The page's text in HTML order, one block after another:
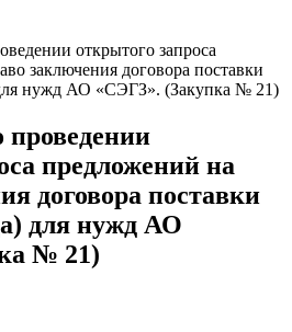
открытого запроса
заключения договора поставки
нужд АО «СЭГЗ». (Закупка № 21)
предложений на
договора поставки
для нужд АО
№ 21)